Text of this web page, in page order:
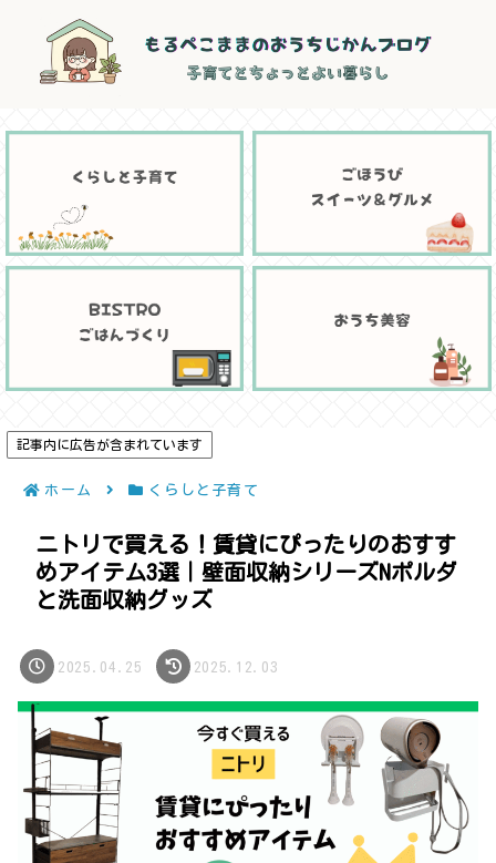
記事内に広告が含まれています
ホーム くらしと子育て
ニトリで買える！賃貸にぴったりのおすす
めアイテム3選｜壁面収納シリーズNポルダ
と洗面収納グッズ
2025.04.25 2025.12.03